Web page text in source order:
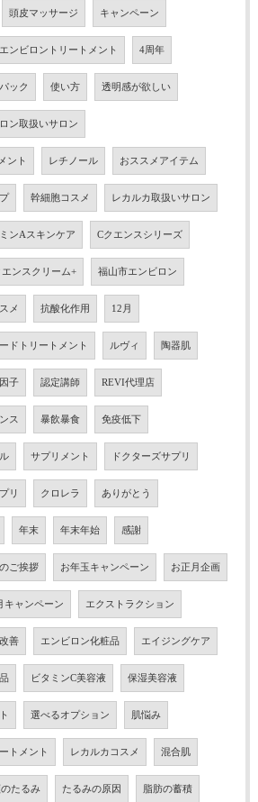
頭皮マッサージ キャンペーン
エンビロントリートメント 4周年
ック 使い方 透明感が欲しい
ン取扱いサロン
ント レチノール おススメアイテム
幹細胞コスメ レカルカ取扱いサロン
ンAスキンケア Cクエンスシリーズ
エンスクリーム+ 福山市エンビロン
メ 抗酸化作用 12月
ドトリートメント ルヴィ 陶器肌
子 認定講師 REVI代理店
ス 暴飲暴食 免疫低下
サプリメント ドクターズサプリ
リ クロレラ ありがとう
年末 年末年始 感謝
ご挨拶 お年玉キャンペーン お正月企画
キャンペーン エクストラクション
善 エンビロン化粧品 エイジングケア
ビタミンC美容液 保湿美容液
選べるオプション 肌悩み
トメント レカルカコスメ 混合肌
のたるみ たるみの原因 脂肪の蓄積